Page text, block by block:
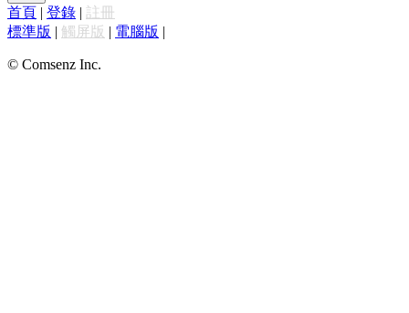
首頁 | 登錄 | 註冊
標準版 | 觸屏版 | 電腦版 |
© Comsenz Inc.